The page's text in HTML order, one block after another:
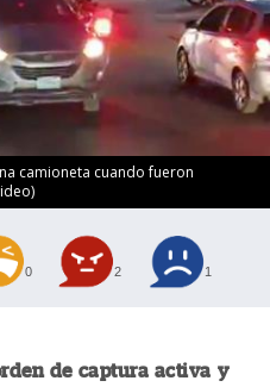
camioneta cuando fueron
0 2 1
de captura activa y